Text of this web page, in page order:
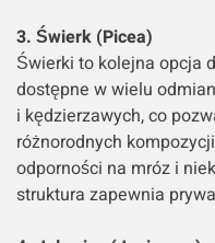
3. Świerk (Picea)
Świerki to kolejna opcja
dostępne w wielu
i kędzierzawych, co
różnorodnych
odporności na mróz i
struktura zapewnia